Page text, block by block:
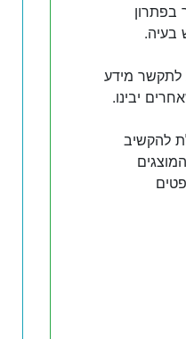
בפתרון
בעיה.
לתקשר מידע
יבינו.
להקשיב